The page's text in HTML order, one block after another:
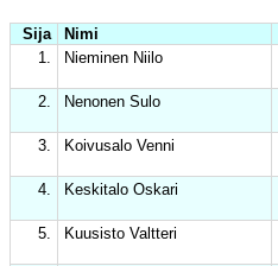
Sija Nimi
1.
Nieminen Niilo
2.
Nenonen Sulo
3.
Koivusalo Venni
4.
Keskitalo Oskari
5.
Kuusisto Valtteri